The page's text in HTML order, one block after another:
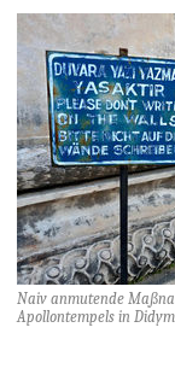
Naiv anmutende
Apollontempels in